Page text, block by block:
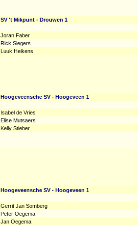
SV 't Mikpunt - Drouwen 1
Joran Faber
Rick Siegers
Luuk Heikens
Hoogeveensche SV - Hoogeveen 1
Isabel de Vries
Elise Mutsaers
Kelly Stieber
Hoogeveensche SV - Hoogeveen 1
Gerrit Jan Somberg
Peter Oegema
Jan Oegema